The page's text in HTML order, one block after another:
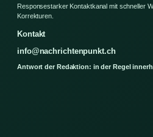
Responsestarker Kontaktkanal mit schneller
Korrekturen.
Kontakt
info@nachrichtenpunkt.ch
Antwort der Redaktion: in der Regel